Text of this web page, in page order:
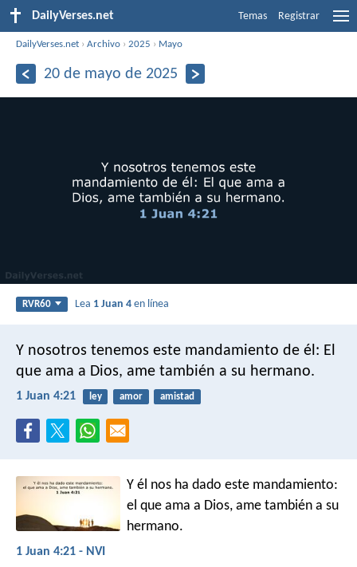
DailyVerses.net Temas Registrar
DailyVerses.net ›Archivo ›2025 › Mayo
20 de mayo de 2025
RVR60 Lea 1 Juan 4 en línea
Y nosotros tenemos este mandamiento de él: El
que ama a Dios, ame también a su hermano.
1 Juan 4:21 ley amor amistad
Y él nos ha dado este mandamiento:
el que ama a Dios, ame también a su
hermano.
1 Juan 4:21 - NVI